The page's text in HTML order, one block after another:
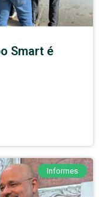
Smart é
Informes